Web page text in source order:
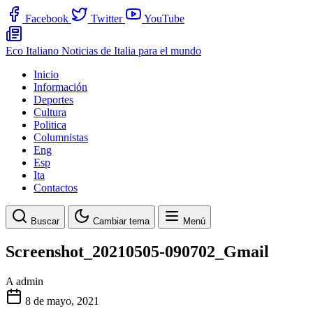
Facebook Twitter YouTube
Eco Italiano Noticias de Italia para el mundo
Inicio
Información
Deportes
Cultura
Politica
Columnistas
Eng
Esp
Ita
Contactos
Buscar Cambiar tema Menú
Screenshot_20210505-090702_Gmail
A admin
8 de mayo, 2021